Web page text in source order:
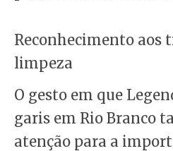
Reconhecimento aos
limpeza
O gesto em que
garis em Rio Branco
atenção para a